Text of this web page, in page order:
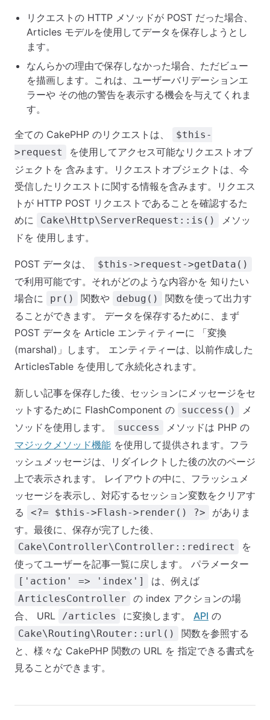
リクエストの HTTP メソッドが POST だった場合、
Articles モデルを使用してデータを保存しようとし
ます。
なんらかの理由で保存しなかった場合、ただビュー
を描画します。これは、ユーザーバリデーションエ
ラーや その他の警告を表示する機会を与えてくれま
す。
全ての CakePHP のリクエストは、
$this-
>request
を使用してアクセス可能なリクエストオブ
ジェクトを 含みます。リクエストオブジェクトは、今
受信したリクエストに関する情報を含みます。リクエス
トが HTTP POST リクエストであることを確認するた
めに
Cake\Http\ServerRequest::is()
メソッ
ドを 使用します。
POST データは、 $this->request->getData()
で利用可能です。それがどのような内容かを 知りたい
場合に
pr() 関数や debug()
関数を使って出力す
ることができます。 データを保存するために、まず
POST データを Article エンティティーに 「変換
(marshal)」します。 エンティティーは、以前作成した
ArticlesTable を使用して永続化されます。
新しい記事を保存した後、セッションにメッセージをセ
ットするために FlashComponent の
success()
メ
ソッドを使用します。
success
メソッドは PHP の
マジックメソッド機能 を使用して提供されます。フラ
ッシュメッセージは、リダイレクトした後の次のページ
上で表示されます。 レイアウトの中に、フラッシュメ
ッセージを表示し、対応するセッション変数をクリアす
る
<?= $this->Flash->render() ?>
がありま
す。最後に、保存が完了した後、
Cake\Controller\Controller::redirect
を
使ってユーザーを記事一覧に戻します。 パラメーター
['action' => 'index'] は、例えば
ArticlesController
の index アクションの場
合、 URL
/articles に変換します。 API の
Cake\Routing\Router::url()
関数を参照する
と、様々な CakePHP 関数の URL を 指定できる書式を
見ることができます。